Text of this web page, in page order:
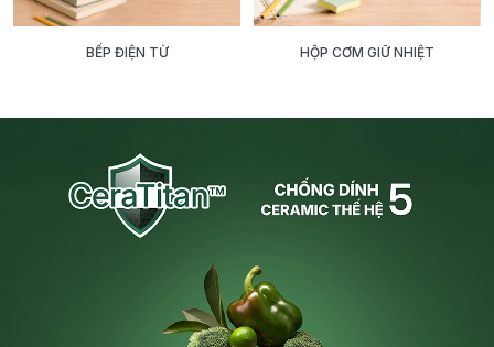
BẾP ĐIỆN TỪ HỘP CƠM GIỮ NHIỆT